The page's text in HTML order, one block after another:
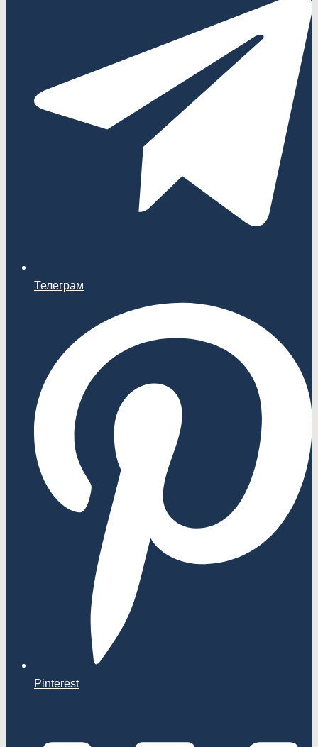
Телеграм
Pinterest